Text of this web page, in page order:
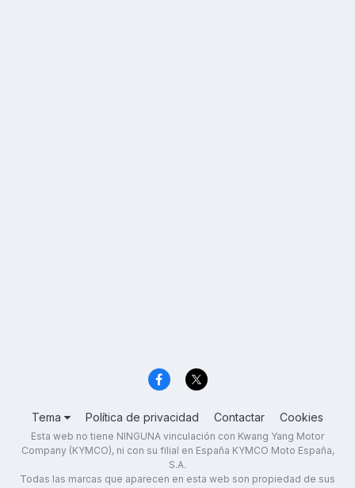
Tema Política de privacidad Contactar Cookies
Esta web no tiene NINGUNA vinculación con Kwang Yang Motor
Company (KYMCO), ni con su filial en España KYMCO Moto España,
S.A.
Todas las marcas que aparecen en esta web son propiedad de sus